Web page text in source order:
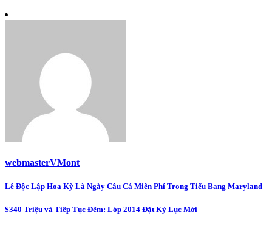
webmasterVMont
Post
navigation
Lễ Độc Lập Hoa Kỳ Là Ngày Câu Cá Miễn Phí Trong Tiểu Bang Maryland
$340 Triệu và Tiếp Tục Đếm: Lớp 2014 Đặt Kỷ Lục Mới